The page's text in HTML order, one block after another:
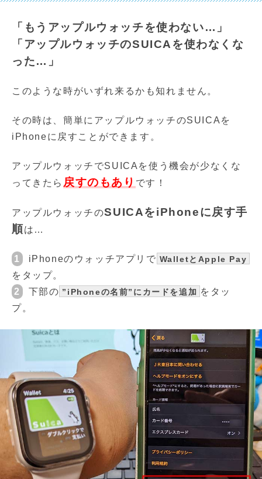
「もうアップルウォッチを使わない…」
「アップルウォッチのSUICAを使わなくな
った…」
このような時がいずれ来るかも知れません。
その時は、簡単にアップルウォッチのSUICAを
iPhoneに戻すことができます。
アップルウォッチでSUICAを使う機会が少なくな
ってきたら 戻すのもあり です！
アップルウォッチのSUICAをiPhoneに戻す手
順は…
1 iPhoneのウォッチアプリで WalletとApple Pay
をタップ。
2
下部の ”iPhoneの名前”にカードを追加 をタッ
プ。